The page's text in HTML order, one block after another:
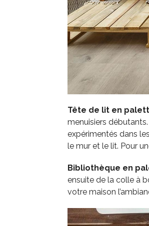
Tête de lit en
menuisiers
expérimentés dans
le mur et le lit. Pour
Bibliothèque en
ensuite de la colle à
votre maison